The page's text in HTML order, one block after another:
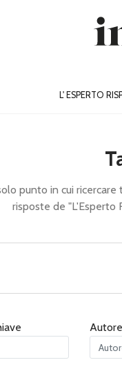
L' ESPERTO
punto in cui
risposte de "L'Esperto
Autore